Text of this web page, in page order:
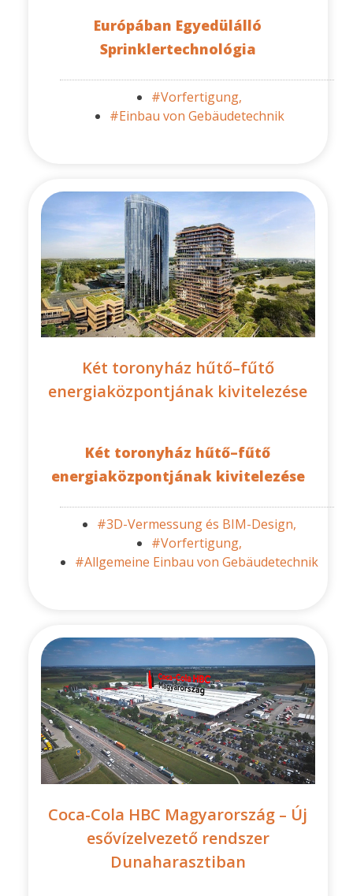
Európában Egyedülálló
Sprinklertechnológia
#Vorfertigung,
#Einbau von Gebäudetechnik
Két toronyház hűtő–fűtő
energiaközpontjának kivitelezése
Két toronyház hűtő–fűtő
energiaközpontjának kivitelezése
#3D-Vermessung és BIM-Design,
#Vorfertigung,
#Allgemeine Einbau von Gebäudetechnik
Coca-Cola HBC Magyarország – Új
esővízelvezető rendszer
Dunaharasztiban